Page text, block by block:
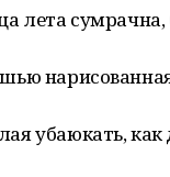
лета сумрачна,
убаюкать, как